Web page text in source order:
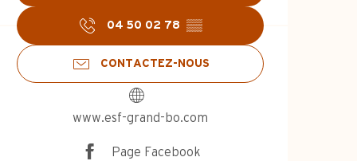
04 50 02 78 ▒▒
CONTACTEZ-NOUS
www.esf-grand-bo.com
Page Facebook